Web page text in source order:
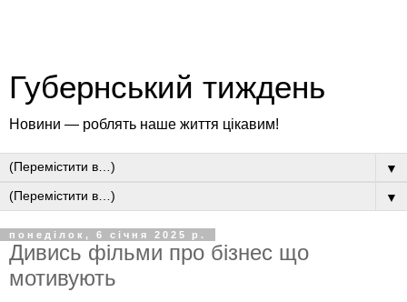
Губернський тиждень
Новини — роблять наше життя цікавим!
▼
▼
понеділок, 6 січня 2025 р.
Дивись фільми про бізнес що
мотивують